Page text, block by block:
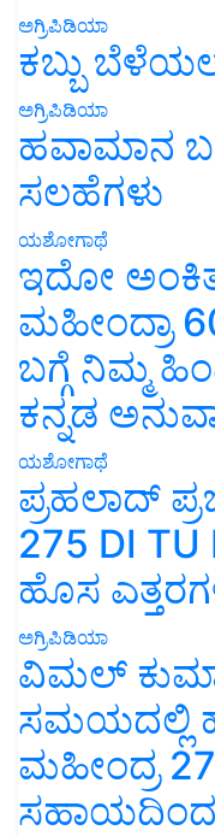
ಅಗ್ರಿಪಿಡಿಯಾ
ಕಬ್ಬು
ಅಗ್ರಿಪಿಡಿಯಾ
ಹವಾಮಾನ
ಸಲಹೆಗಳು
ಯಶೋಗಾಥೆ
ಇದೋ
ಮಹೀಂದ್ರಾ
ಬಗ್ಗೆ ನಿಮ್ಮ
ಕನ್ನಡ
ಯಶೋಗಾಥೆ
ಪ್ರಹಲಾದ್
275 DI
ಹೊಸ
ಅಗ್ರಿಪಿಡಿಯಾ
ವಿಮಲ್
ಸಮಯದಲ್ಲಿ
ಮಹೀಂದ್ರ
ಸಹಾಯದಿಂದ